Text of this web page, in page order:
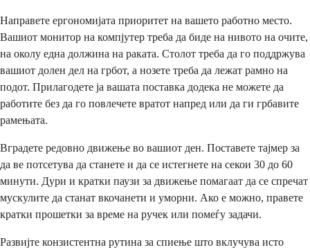
Направете ергономијата приоритет на вашето работно место.
Вашиот монитор на компјутер треба да биде на нивото на очите,
на околу една должина на раката. Столот треба да го поддржува
вашиот долен дел на грбот, а нозете треба да лежат рамно на
подот. Прилагодете ја вашата поставка додека не можете да
работите без да го повлечете вратот напред или да ги грбавите
рамењата.
Вградете редовно движење во вашиот ден. Поставете тајмер за
да ве потсетува да станете и да се истегнете на секои 30 до 60
минути. Дури и кратки паузи за движење помагаат да се спречат
мускулите да станат вкочанети и уморни. Ако е можно, правете
кратки прошетки за време на ручек или помеѓу задачи.
Развијте конзистентна рутина за спиење што вклучува исто